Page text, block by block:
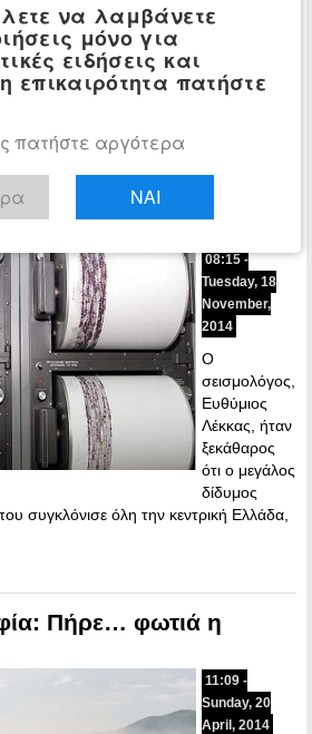
εξέπληξε, το
Βαρώτσος, στην τηλεόραση του
σεισμός δεν θα
ρήγμα της Αταλάντης”
08:15 -
Tuesday, 18
November,
2014
Ο
σεισμολόγος,
Ευθύμιος
Λέκκας, ήταν
ξεκάθαρος
ότι ο μεγάλος
δίδυμος
συγκλόνισε όλη την κεντρική Ελλάδα,
Πήρε… φωτιά η
11:09 -
Sunday, 20
April, 2014
να λαμβάνετε
μόνο για
ειδήσεις και
επικαιρότητα πατήστε
πατήστε αργότερα
ΝΑΙ